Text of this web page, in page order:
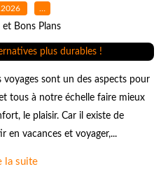
…
et Bons Plans
voyages sont un des aspects pour
tous à notre échelle faire mieux
le plaisir. Car il existe de
en vacances et voyager,...
la suite